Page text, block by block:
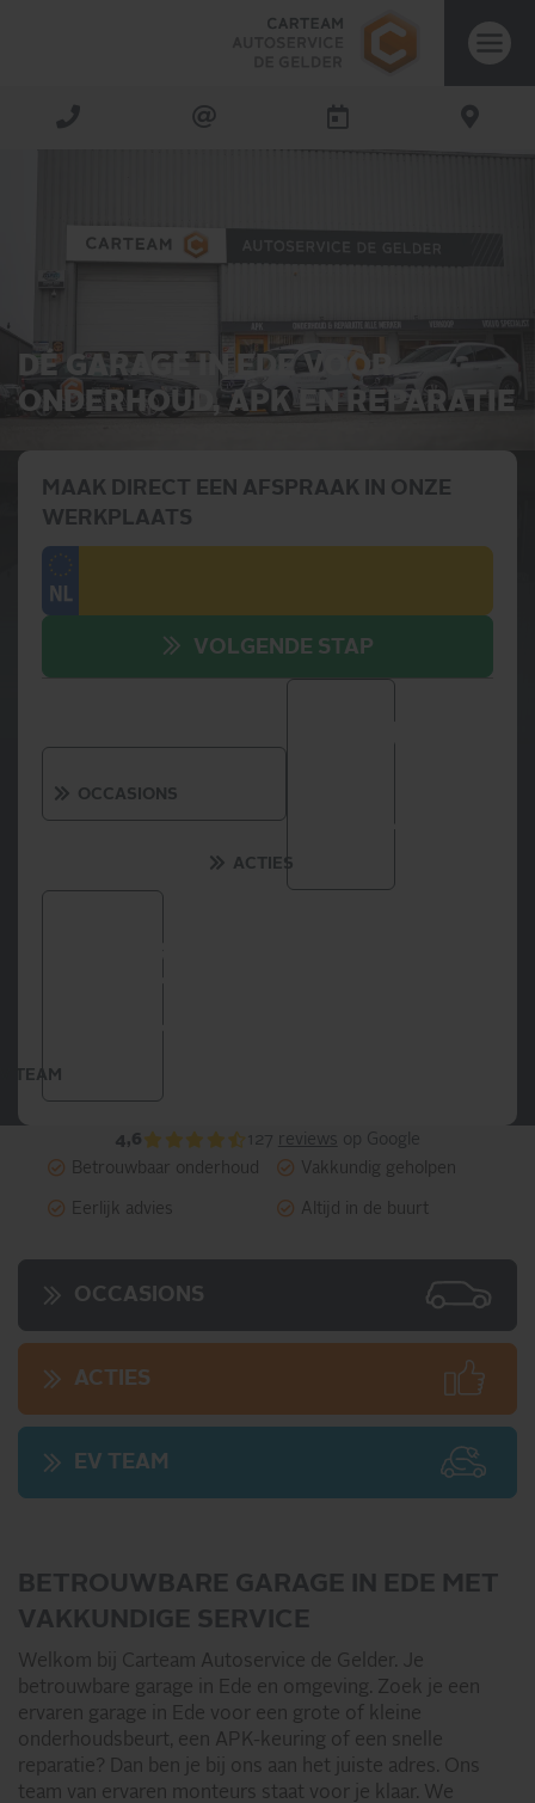
DÉ GARAGE IN EDE VOOR
ONDERHOUD, APK EN REPARATIE
MAAK DIRECT EEN AFSPRAAK IN ONZE
WERKPLAATS
VOLGENDE STAP
OCCASIONS
ACTIES
TEAM
Betrouwbaar onderhoud Vakkundig geholpen
Eerlijk advies Altijd in de buurt
4,6 127 reviews op Google
OCCASIONS
ACTIES
EV TEAM
BETROUWBARE GARAGE IN EDE MET
VAKKUNDIGE SERVICE
Welkom bij Carteam Autoservice de Gelder. Je
betrouwbare garage in Ede en omgeving. Zoek je een
ervaren garage in Ede voor een grote of kleine
onderhoudsbeurt, een APK-keuring of een snelle
reparatie? Dan ben je bij ons aan het juiste adres. Ons
team van ervaren monteurs staat voor je klaar. We